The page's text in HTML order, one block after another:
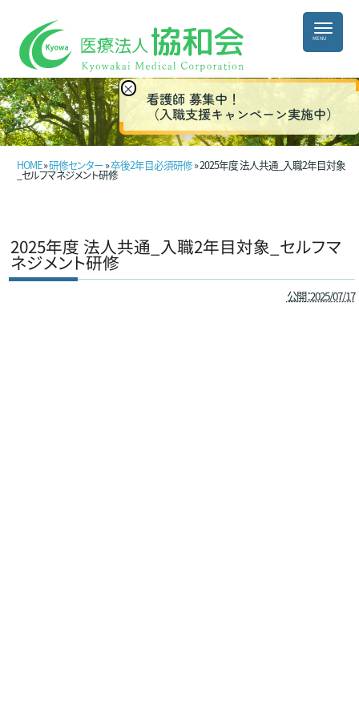
HOME»研修センター»卒後2年目必須研修» 2025年度 法人共通_入職2年目対象
_セルフマネジメント研修
2025年度 法人共通_入職2年目対象_セルフマ
ネジメント研修
公開：2025/07/17
×
看護師 募集中！
（入職支援キャンペーン実施中）